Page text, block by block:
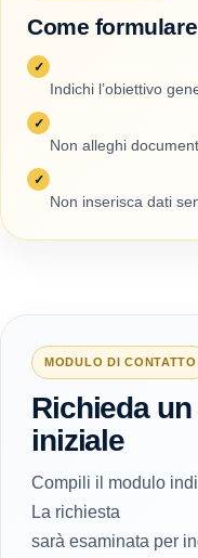
Come
✓
Indichi l’obiettivo
✓
Non alleghi
✓
Non inserisca dati
MODULO DI CONTATTO
Richieda
iniziale
Compili il modulo
La richiesta
sarà esaminata per